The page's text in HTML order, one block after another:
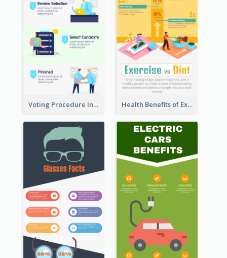
Voting Procedure Infographic Health Benefits of Exercise for Kids Infographic